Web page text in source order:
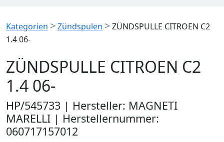
Kategorien >Zündspulen >ZÜNDSPULLE CITROEN C2
1.4 06-
ZÜNDSPULLE CITROEN C2
1.4 06-
HP/545733 | Hersteller: MAGNETI
MARELLI | Herstellernummer:
060717157012